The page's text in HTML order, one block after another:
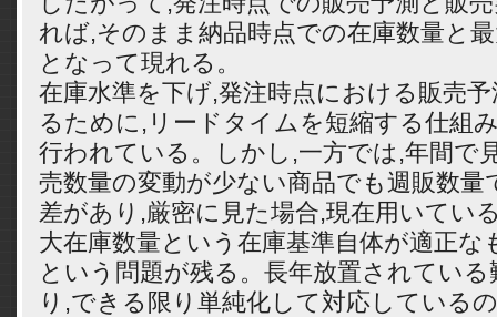
れば,そのまま納品時点での在庫数量と
となって現れる。
在庫水準を下げ,発注時点における販売
るために,リードタイムを短縮する仕組
行われている。しかし,一方では,年間で
売数量の変動が少ない商品でも週販数量
差があり,厳密に見た場合,現在用いてい
大在庫数量という在庫基準自体が適正
という問題が残る。長年放置されてい
り,できる限り単純化して対応している